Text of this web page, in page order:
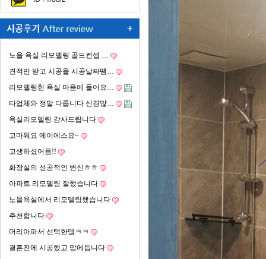
노을 욕실 리모델링 골드컨셉 …
견적만 받고 시공을 시공날짜땜…
리모델링한 욕실 마음에 들어요…
타업체와 정말 다릅니다 신경많…
욕실리모델링 감사드립니다
고마워요 에이에스요~
고생하셨어욤!!
화장실의 성공적인 변신ㅎㅎ
아파트 리모델링 잘했습니다
노을욕실에서 리모델링했습니다
추천합니다
머리아파서 선택한뎈ㅋㅋ
결혼전에 시공했고 맘에듭니다